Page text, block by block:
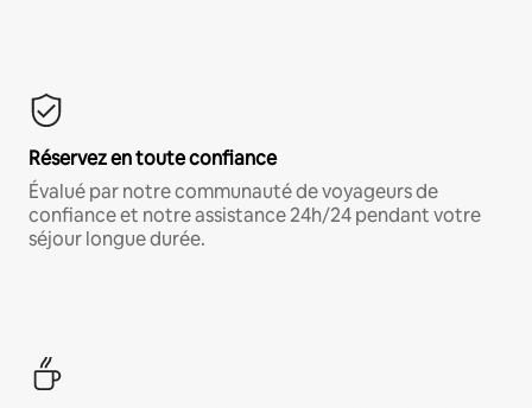
Réservez en toute confiance
Évalué par notre communauté de voyageurs de
confiance et notre assistance 24h/24 pendant votre
séjour longue durée.